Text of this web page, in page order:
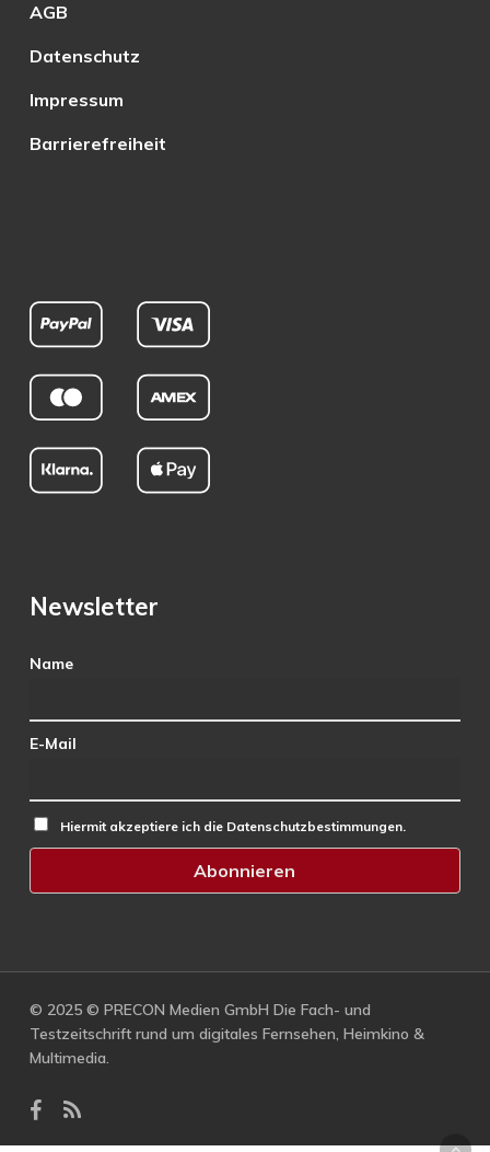
AGB
Datenschutz
Impressum
Barrierefreiheit
Newsletter
Name
E-Mail
Hiermit akzeptiere ich die Datenschutzbestimmungen.
© 2025 © PRECON Medien GmbH Die Fach- und
Testzeitschrift rund um digitales Fernsehen, Heimkino &
Multimedia.
facebook
RSS